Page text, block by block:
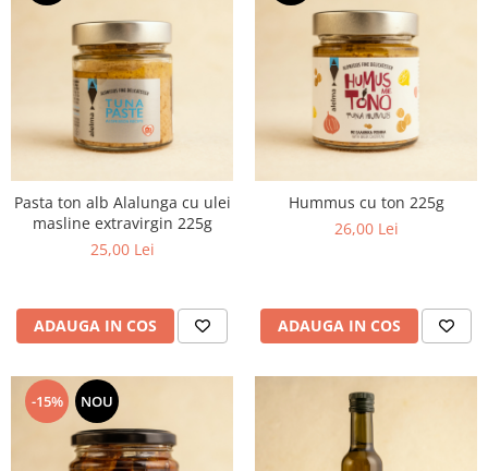
Pasta ton alb Alalunga cu ulei
masline extravirgin 225g
25,00 Lei
ADAUGA IN COS
Hummus cu ton 225g
26,00 Lei
ADAUGA IN COS
-15% NOU